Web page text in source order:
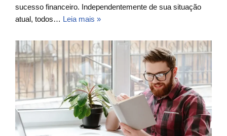
sucesso financeiro. Independentemente de sua situação
atual, todos… Leia mais »